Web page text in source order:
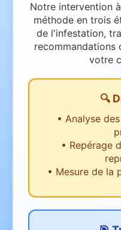
Notre intervention
méthode en trois
de l'infestation,
recommandations
votre
🔍
• Analyse
• Repérage
• Mesure de la